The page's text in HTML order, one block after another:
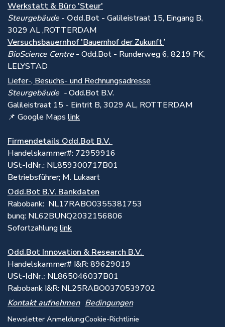
Werkstatt & Büro 'Steur'
Steurgebäude - Odd.Bot - Galileistraat 15, Eingang B,
3029 AL ,ROTTERDAM
Versuchsbauernhof 'Bauernhof der Zukunft'
BioScience Centre - Odd.Bot - Runderweg 6, 8219 PK,
LELYSTAD
Liefer-, Besuchs- und Rechnungsadresse
Steurgebäude -Odd.Bot B.V.
Galileistraat 15 - Eintrit B, 3029 AL, ROTTERDAM
📌 Google Maps link
Firmendetails Odd.Bot B.V.
Handelskammer#: 72959916
USt-IdNr.: NL859300717B01
Betriebsführer; M. Lukaart
Odd.Bot B.V. Bankdaten
Rabobank: NL17RABO0355381753
bunq: NL62BUNQ2032156806
Sofortzahlunglink
Odd.Bot Innovation & Research B.V.
Handelskammer# I&R: 89629019
USt-IdNr.: NL865046037B01
Rabobank I&R: NL25RABO0370539702
Kontakt aufnehmen
Newsletter Anmeldung
Bedingungen
Cookie-Richtlinie